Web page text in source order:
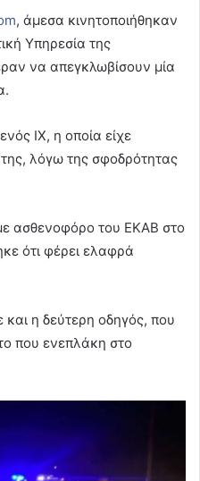
, άμεσα κινητοποιήθηκαν
Υπηρεσία της
να απεγκλωβίσουν μία
ΙΧ, η οποία είχε
λόγω της σφοδρότητας
ασθενοφόρο του ΕΚΑΒ στο
ότι φέρει ελαφρά
η δεύτερη οδηγός, που
που ενεπλάκη στο